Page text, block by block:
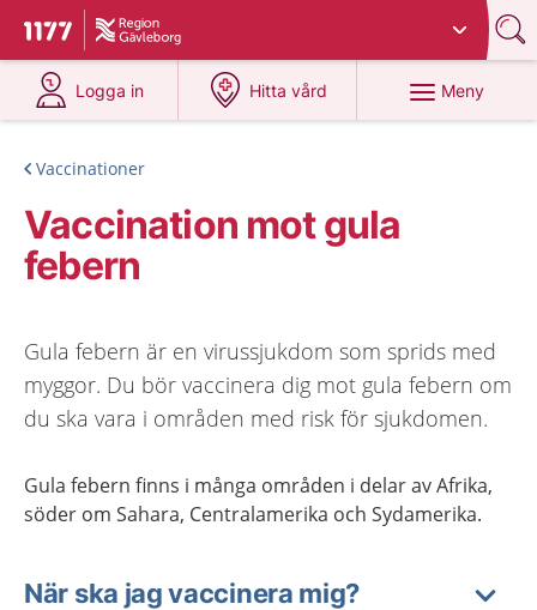
Till startsidan för 1177
Du har valt region
Logga in
på 1177.se
Hitta vård
på 1177.se
Meny
Vaccinationer
Vaccination mot gula
febern
Gula febern är en virussjukdom som sprids med
myggor. Du bör vaccinera dig mot gula febern om
du ska vara i områden med risk för sjukdomen.
Gula febern finns i många områden i delar av Afrika,
söder om Sahara, Centralamerika och Sydamerika.
När ska jag vaccinera mig?